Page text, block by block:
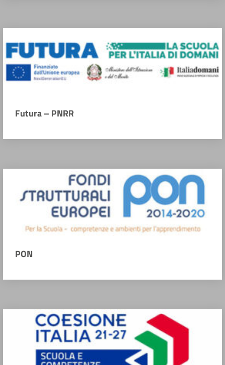
Futura – PNRR
PON